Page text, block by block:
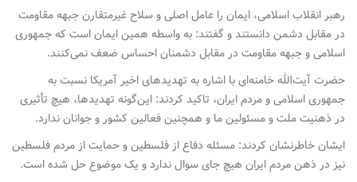
رهبر انقلاب اسلامی، ایمان را عامل اصلی و سلاح غیرمتقارن جبهه مقاومت
در مقابل دشمن دانستند و گفتند: به واسطه همین ایمان است که جمهوری
اسلامی و جبهه مقاومت در مقابل دشمنان احساس ضعف نمی‌کنند.
حضرت آیت‌الله خامنه‌ای با اشاره به تهدیدهای اخیر آمریکا نسبت به
جمهوری اسلامی و مردم ایران، تاکید کردند: این‌گونه تهدیدها، هیچ تأثیری
در ذهنیت ملت و مسئولین ما و همچنین فعالین کشور و جوانان ندارد.
ایشان خاطرنشان کردند: مسئله دفاع از فلسطین و حمایت از مردم فلسطین
نیز در ذهن مردم ایران هیچ جای سوال ندارد و یک موضوع حل شده است.